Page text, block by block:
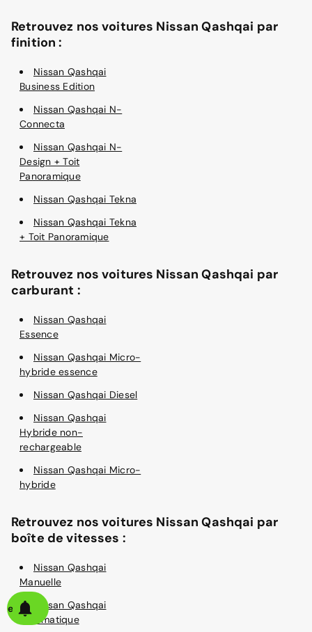
Retrouvez nos voitures Nissan Qashqai par
finition :
Nissan Qashqai
Business Edition
Nissan Qashqai N-
Connecta
Nissan Qashqai N-
Design + Toit
Panoramique
Nissan Qashqai Tekna
Nissan Qashqai Tekna
+ Toit Panoramique
Retrouvez nos voitures Nissan Qashqai par
carburant :
Nissan Qashqai
Essence
Nissan Qashqai Micro-
hybride essence
Nissan Qashqai Diesel
Nissan Qashqai
Hybride non-
rechargeable
Nissan Qashqai Micro-
hybride
Retrouvez nos voitures Nissan Qashqai par
boîte de vitesses :
Nissan Qashqai
Manuelle
Nissan Qashqai
Automatique